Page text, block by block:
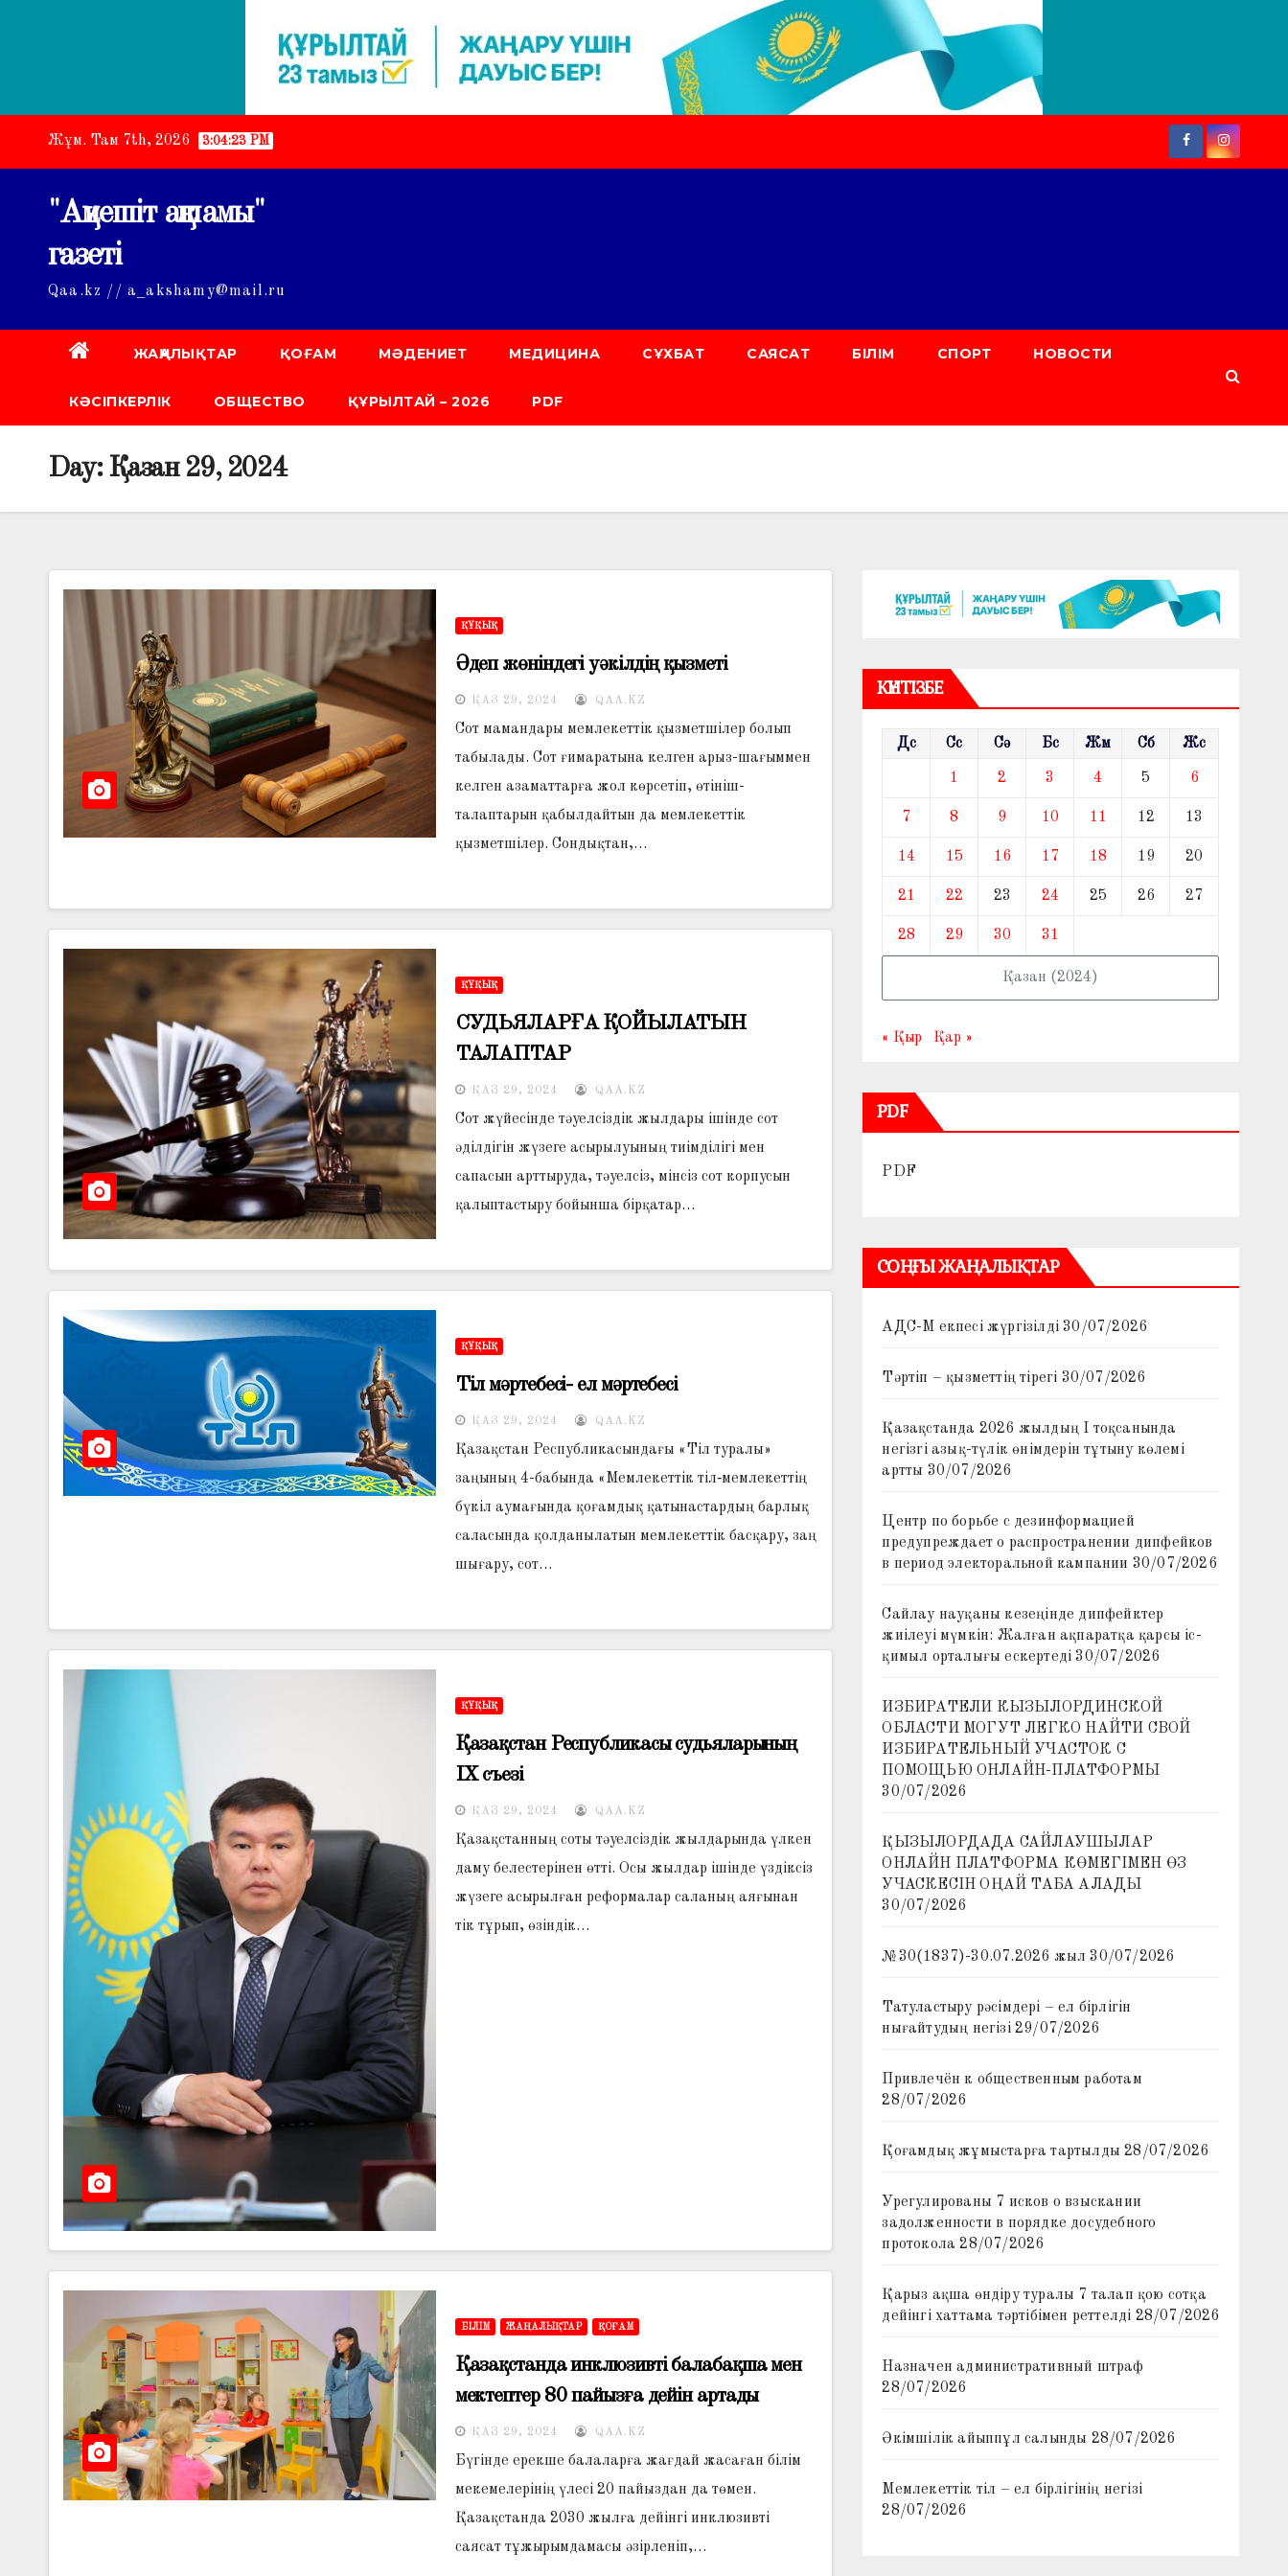
Жұм. Там 7th, 2026 3:04:24 PM
"Ақмешіт ақшамы"
газеті
Qaa.kz // a_akshamy@mail.ru
ЖАҢАЛЫҚТАР ҚОҒАМ МӘДЕНИЕТ МЕДИЦИНА СҰХБАТ САЯСАТ БІЛІМ СПОРТ НОВОСТИ
КӘСІПКЕРЛІК ОБЩЕСТВО ҚҰРЫЛТАЙ – 2026 PDF
Day: Қазан 29, 2024
ҚҰҚЫҚ
Әдеп жөніндегі уәкілдің қызметі
ҚАЗ 29, 2024 QAA.KZ
Сот мамандары мемлекеттік қызметшілер болып
табылады. Сот ғимаратына келген арыз-шағыммен
келген азаматтарға жол көрсетіп, өтініш-
талаптарын қабылдайтын да мемлекеттік
қызметшілер. Сондықтан,…
ҚҰҚЫҚ
СУДЬЯЛАРҒА ҚОЙЫЛАТЫН
ТАЛАПТАР
ҚАЗ 29, 2024 QAA.KZ
Сот жүйесінде тәуелсіздік жылдары ішінде сот
әділдігін жүзеге асырылуының тиімділігі мен
сапасын арттыруда, тәуелсіз, мінсіз сот корпусын
қалыптастыру бойынша бірқатар…
ҚҰҚЫҚ
Тіл мәртебесі- ел мәртебесі
ҚАЗ 29, 2024 QAA.KZ
Қазақстан Республикасындағы «Тіл туралы»
заңының 4-бабында «Мемлекеттік тіл‑мемлекеттің
бүкіл аумағында қоғамдық қатынастардың барлық
саласында қолданылатын мемлекеттік басқару, заң
шығару, сот…
ҚҰҚЫҚ
Қазақстан Республикасы судьяларының
ІХ съезі
ҚАЗ 29, 2024 QAA.KZ
Қазақстанның соты тәуелсіздік жылдарында үлкен
даму белестерінен өтті. Осы жылдар ішінде үздіксіз
жүзеге асырылған реформалар саланың аяғынан
тік тұрып, өзіндік…
БІЛІМ ЖАҢАЛЫҚТАР ҚОҒАМ
Қазақстанда инклюзивті балабақша мен
мектептер 80 пайызға дейін артады
ҚАЗ 29, 2024 QAA.KZ
Бүгінде ерекше балаларға жағдай жасаған білім
мекемелерінің үлесі 20 пайыздан да төмен.
Қазақстанда 2030 жылға дейінгі инклюзивті
саясат тұжырымдамасы әзірленіп,…
КҮНТІЗБЕ
Қазан (2024)
Дс Сс Сә Бс Жм Сб Жс
1 2 3 4 5 6
7 8 9 10 11 12 13
14 15 16 17 18 19 20
21 22 23 24 25 26 27
28 29 30 31
« Қыр Қар »
PDF
PDF
СОҢҒЫ ЖАҢАЛЫҚТАР
АДС-М екпесі жүргізілді 30/07/2026
Тәртіп – қызметтің тірегі 30/07/2026
Қазақстанда 2026 жылдың I тоқсанында
негізгі азық-түлік өнімдерін тұтыну көлемі
артты 30/07/2026
Центр по борьбе с дезинформацией
предупреждает о распространении дипфейков
в период электоральной кампании 30/07/2026
Сайлау науқаны кезеңінде дипфейктер
жиілеуі мүмкін: Жалған ақпаратқа қарсы іс-
қимыл орталығы ескертеді 30/07/2026
ИЗБИРАТЕЛИ КЫЗЫЛОРДИНСКОЙ
ОБЛАСТИ МОГУТ ЛЕГКО НАЙТИ СВОЙ
ИЗБИРАТЕЛЬНЫЙ УЧАСТОК С
ПОМОЩЬЮ ОНЛАЙН-ПЛАТФОРМЫ
30/07/2026
ҚЫЗЫЛОРДАДА САЙЛАУШЫЛАР
ОНЛАЙН ПЛАТФОРМА КӨМЕГІМЕН ӨЗ
УЧАСКЕСІН ОҢАЙ ТАБА АЛАДЫ
30/07/2026
№30(1837)-30.07.2026 жыл 30/07/2026
Татуластыру рәсімдері – ел бірлігін
нығайтудың негізі 29/07/2026
Привлечён к общественным работам
28/07/2026
Қоғамдық жұмыстарға тартылды 28/07/2026
Урегулированы 7 исков о взыскании
задолженности в порядке досудебного
протокола 28/07/2026
Қарыз ақша өндіру туралы 7 талап қою сотқа
дейінгі хаттама тәртібімен реттелді 28/07/2026
Назначен административный штраф
28/07/2026
Әкімшілік айыппұл салынды 28/07/2026
Мемлекеттік тіл – ел бірлігінің негізі
28/07/2026